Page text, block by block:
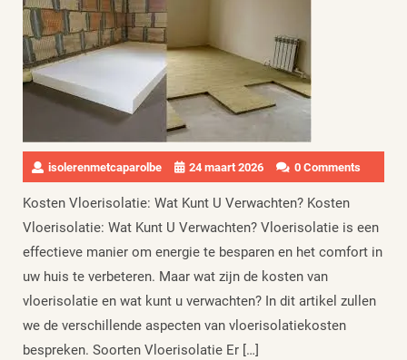
isolerenmetcaparolbe 24 maart 2026 0 Comments
Kosten Vloerisolatie: Wat Kunt U Verwachten? Kosten
Vloerisolatie: Wat Kunt U Verwachten? Vloerisolatie is een
effectieve manier om energie te besparen en het comfort in
uw huis te verbeteren. Maar wat zijn de kosten van
vloerisolatie en wat kunt u verwachten? In dit artikel zullen
we de verschillende aspecten van vloerisolatiekosten
bespreken. Soorten Vloerisolatie Er […]